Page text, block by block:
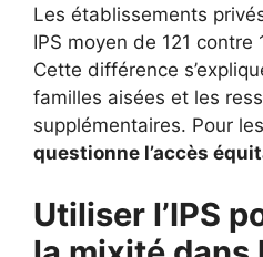
Les établissements
IPS moyen de 121 contre
Cette différence
familles aisées et les
supplémentaires. Pour
questionne l’accès
Utiliser l’IPS